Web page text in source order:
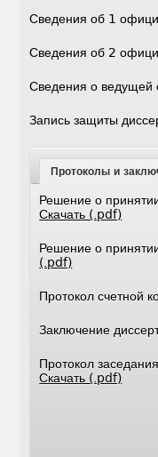
Сведения об 1
Сведения об 2
Сведения о ведущей
Запись защиты
Протоколы и
Решение о
Скачать (.pdf)
Решение о
(.pdf)
Протокол счетной
Заключение
Протокол
Скачать (.pdf)